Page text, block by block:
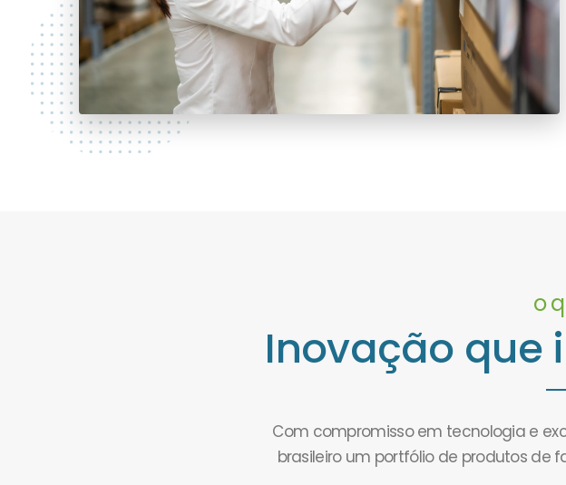
o
Inovação que
Com compromisso em tecnologia e
brasileiro um portfólio de produtos de